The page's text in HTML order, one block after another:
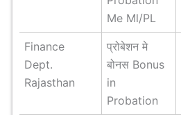
Me Ml/PL
Finance
Dept.
Rajasthan
प्रोबेशन मे
बोनस Bonus
in
Probation